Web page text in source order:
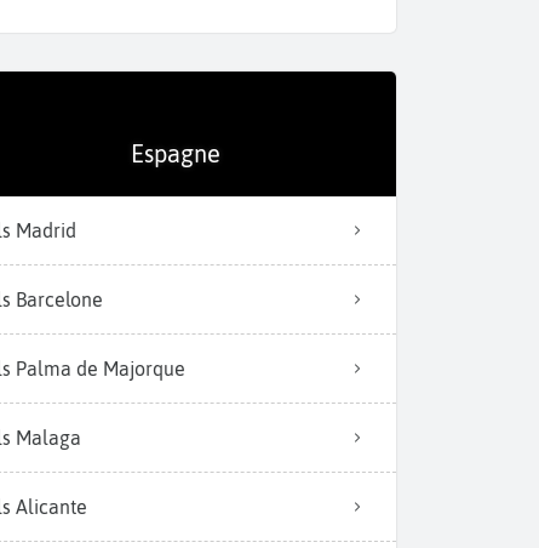
Espagne
Madrid
Barcelone
Palma de Majorque
Malaga
Alicante